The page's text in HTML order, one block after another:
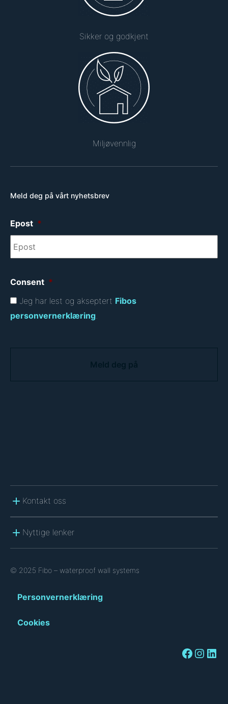
Sikker og godkjent
Miljøvennlig
Meld deg på vårt nyhetsbrev
Epost *
Consent *
Jeg har lest og akseptert Fibos
personvernerklæring.
Kontakt oss
Nyttige lenker
© 2025 Fibo – waterproof wall systems
Personvernerklæring
Cookies
Facebook Instagram LinkedIn